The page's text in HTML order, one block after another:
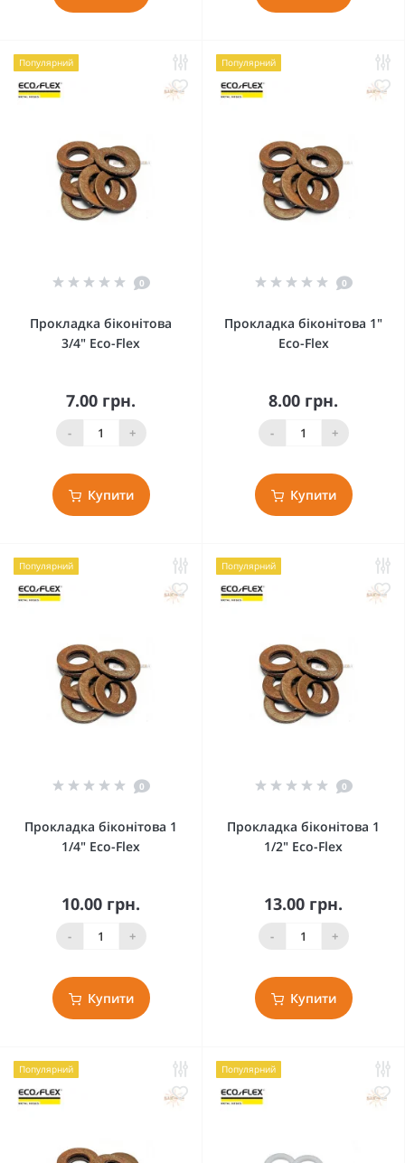
Популярний
0
Прокладка біконітова
3/4" Eco-Flex
7.00 грн.
- +
Купити
Популярний
0
Прокладка біконітова 1"
Eco-Flex
8.00 грн.
- +
Купити
Популярний
0
Прокладка біконітова 1
1/4" Eco-Flex
10.00 грн.
- +
Купити
Популярний
0
Прокладка біконітова 1
1/2" Eco-Flex
13.00 грн.
- +
Купити
Популярний Популярний